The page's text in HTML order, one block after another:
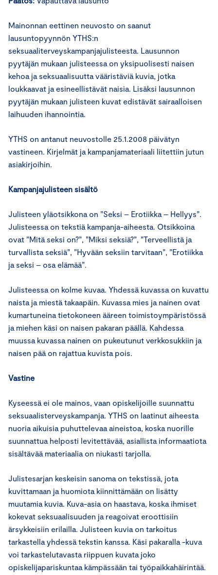
Mainonnan eettinen neuvosto on saanut
lausuntopyynnön YTHS:n
seksuaaliterveyskampanjajulisteesta. Lausunnon
pyytäjän mukaan julisteessa on yksipuolisesti naisen
kehoa ja seksuaalisuutta vääristäviä kuvia, jotka
loukkaavat ja esineellistävät naisia. Lisäksi lausunnon
pyytäjän mukaan julisteen kuvat edistävät sairaalloisen
laihuuden ihannointia.
YTHS on antanut neuvostolle 25.1.2008 päivätyn
vastineen. Kirjelmät ja kampanjamateriaali liitettiin jutun
asiakirjoihin.
Kampanjajulisteen sisältö
Julisteen yläotsikkona on ”Seksi – Erotiikka – Hellyys”.
Julisteessa on tekstiä kampanja-aiheesta. Otsikkoina
ovat ”Mitä seksi on?”, ”Miksi seksiä?”, ”Terveellistä ja
turvallista seksiä”, ”Hyvään seksiin tarvitaan”, ”Erotiikka
ja seksi – osa elämää”.
Julisteessa on kolme kuvaa. Yhdessä kuvassa on kuvattu
naista ja miestä takaapäin. Kuvassa mies ja nainen ovat
kumartuneina tietokoneen ääreen toimistoympäristössä
ja miehen käsi on naisen pakaran päällä. Kahdessa
muussa kuvassa nainen on pukeutunut verkkosukkiin ja
naisen pää on rajattua kuvista pois.
Vastine
Kyseessä ei ole mainos, vaan opiskelijoille suunnattu
seksuaalisterveyskampanja. YTHS on laatinut aiheesta
nuoria aikuisia puhuttelevaa aineistoa, koska nuorille
suunnattua helposti levitettävää, asiallista informaatiota
sisältävää materiaalia on niukasti tarjolla.
Julistesarjan keskeisin sanoma on tekstissä, jota
kuvittamaan ja huomiota kiinnittämään on lisätty
muutamia kuvia. Kuva-asia on haastava, koska ihmiset
kokevat seksuaalisuuden ja reagoivat eroottisiin
ärsykkeisiin erilailla. Julisteen kuvia on tarkoitus
tarkastella yhdessä tekstin kanssa. Käsi pakaralla -kuva
voi tarkastelutavasta riippuen kuvata joko
opiskelijapariskuntaa kämpässään tai työpaikkahäirintää.